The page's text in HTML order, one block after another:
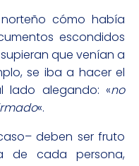
cómo había
escondidos
que venían a
se iba a hacer el
lado alegando: «no
«.
deben ser fruto
de cada persona,